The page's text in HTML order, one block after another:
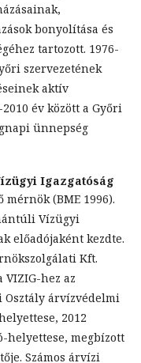
bonyolítása és
tartozott. 1976-
szervezetének
aktív
év között a Győri
ünnepség
Igazgatóság
(BME 1996).
Vízügyi
előadójaként kezdte.
Kft.
hez az
Osztály árvízvédelmi
2012
helyettese, megbízott
Számos árvízi